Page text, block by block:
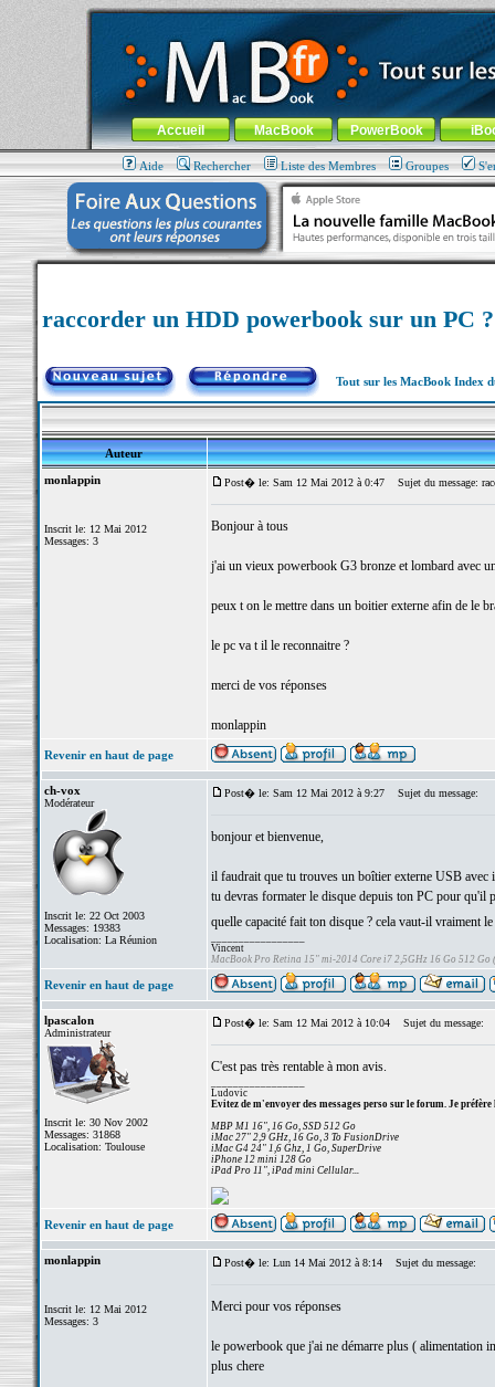
MacBook-fr.com : 100% Apple... 100% nomade !
Aller au contenu-Aller au menu général-Aller au menu de
Menu général
Accueil MacBook PowerBook
Aide Rechercher Liste des Membres Groupes
raccorder un HDD powerbook sur un PC ?
Tout sur les MacBook Index
Auteur
monlappin
Inscrit le: 12 Mai 2012
Messages: 3
Post� le: Sam 12 Mai 2012 à 0:47 Sujet du message:
Bonjour à tous
j'ai un vieux powerbook G3 bronze et lombard avec
peux t on le mettre dans un boitier externe afin de le
le pc va t il le reconnaitre ?
merci de vos réponses
monlappin
Revenir en haut de page
ch-vox
Modérateur
Inscrit le: 22 Oct 2003
Messages: 19383
Localisation: La Réunion
Post� le: Sam 12 Mai 2012 à 9:27 Sujet du message:
bonjour et bienvenue,
il faudrait que tu trouves un boîtier externe USB avec
tu devras formater le disque depuis ton PC pour qu'il
quelle capacité fait ton disque ? cela vaut-il vraiment
Vincent
MacBook Pro Retina 15" mi-2014 Core i7 2,5GHz 16 Go 512 Go
Revenir en haut de page
lpascalon
Administrateur
Inscrit le: 30 Nov 2002
Messages: 31868
Localisation: Toulouse
Post� le: Sam 12 Mai 2012 à 10:04 Sujet du message:
C'est pas très rentable à mon avis.
Ludovic
Evitez de m'envoyer des messages perso sur le forum. Je préfère
MBP M1 16", 16 Go, SSD 512 Go
iMac 27" 2,9 GHz, 16 Go, 3 To FusionDrive
iMac G4 24" 1,6 Ghz, 1 Go, SuperDrive
iPhone 12 mini 128 Go
iPad Pro 11", iPad mini Cellular...
Revenir en haut de page
monlappin
Inscrit le: 12 Mai 2012
Messages: 3
Post� le: Lun 14 Mai 2012 à 8:14 Sujet du message:
Merci pour vos réponses
le powerbook que j'ai ne démarre plus ( alimentation
plus chere